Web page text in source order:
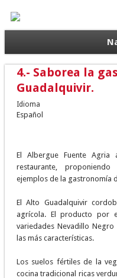
4.- Saborea la
Guadalquivir.
Idioma
Español
El Albergue Fuente Agria
restaurante,
ejemplos de la gastronomía
El Alto Guadalquivir
agrícola. El producto por
variedades Nevadillo
las más características.
Los suelos fértiles de la
cocina tradicional ricas